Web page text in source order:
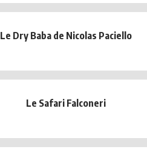
Le Dry Baba de Nicolas Paciello
Le Safari Falconeri